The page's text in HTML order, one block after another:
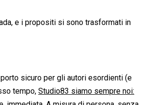
e i propositi si sono trasformati in
sicuro per gli autori esordienti (e
tempo, Studio83 siamo sempre noi: